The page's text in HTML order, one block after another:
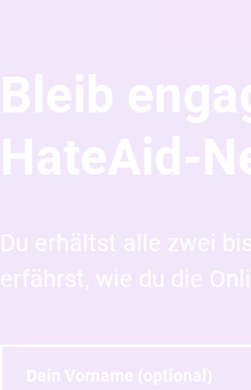
Bleib
HateAid-
Du erhältst alle zwei
erfährst, wie du die